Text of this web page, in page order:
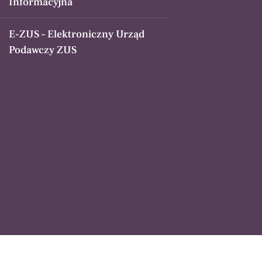
E-ZUS – Elektroniczny Urząd
Podawczy ZUS